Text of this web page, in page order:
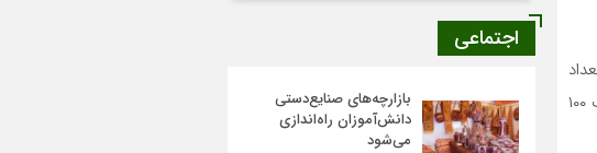
برای تعداد
یک‌هزار و ۵۷۵ روستا طرح تهیه شده و روستایی نیست که از طرح‌ای هادی بهره‌مند نباشند، علاوه بر این نیز در حساب ۱۰۰
اجتماعی
بازارچه‌های صنایع‌دستی
دانش‌آموزان راه‌اندازی
می‌شود